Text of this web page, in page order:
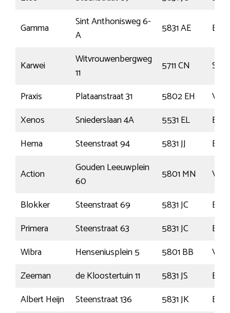
Gamma
Sint Anthonisweg 6-
A
5831 AE
Karwei
Witvrouwenbergweg
11
5711 CN
Praxis
Plataanstraat 31 5802 EH
Xenos
Sniederslaan 4A 5531 EL
Hema
Steenstraat 94 5831 JJ
Action
Gouden Leeuwplein
60
5801 MN
Blokker
Steenstraat 69 5831 JC
Primera
Steenstraat 63 5831 JC
Wibra
Henseniusplein 5 5801 BB
Zeeman
de Kloostertuin 11 5831 JS
Albert Heijn
Steenstraat 136 5831 JK